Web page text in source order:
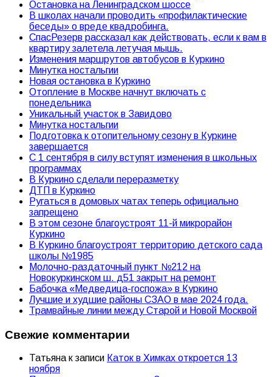
Остановка на Ленинградском шоссе
В школах начали проводить «профилактические
беседы» о вреде квадробинга.
СпасРезерв рассказал как действовать, если к вам в
квартиру залетела летучая мышь.
Изменения маршрутов автобусов в Куркино
Минутка ностальгии
Новая остановка в Куркино
Отопление в Москве начнут включать с
понедельника
Уникальный участок в Завидово
Минутка ностальгии
Подготовка к отопительному сезону в Куркине
завершается
С 1 сентября в силу вступят изменения в школьных
программах
В Куркино сделали переразметку
ДТП в Куркино
Ругаться в домовых чатах теперь официально
запрещено
В этом сезоне благоустроят 11-й микрорайон
Куркино
В Куркино благоустроят территорию детского сада
школы №1985
Молочно-раздаточный пункт №212 на
Новокуркинском ш. д51 закрыт на ремонт
Бабочка «Медведица-госпожа» в Куркино
Лучшие и худшие районы СЗАО в мае 2024 года.
Трамвайные линии между Старой и Новой Москвой
Свежие комментарии
Татьянак записи Каток в Химках откроется 13
ноября